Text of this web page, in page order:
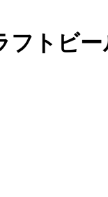
フトビ